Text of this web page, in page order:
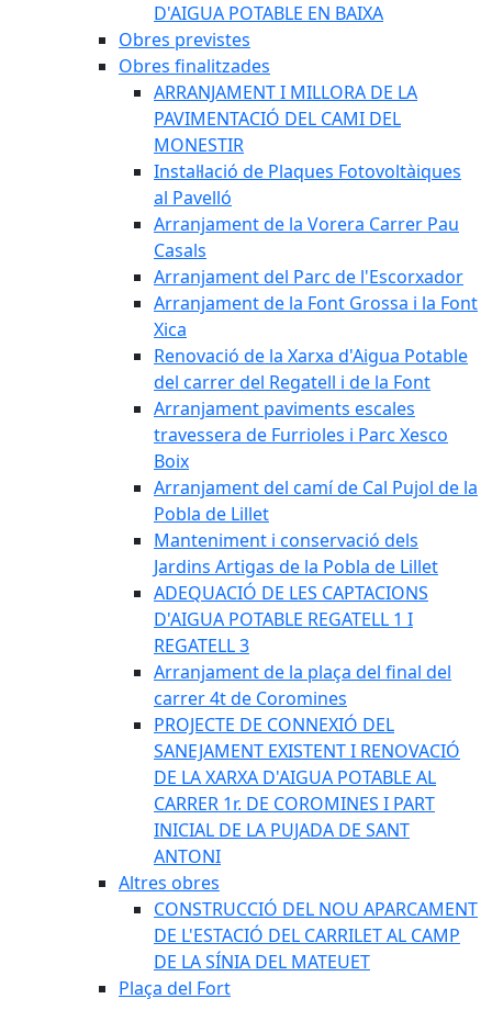
D'AIGUA POTABLE EN BAIXA
Obres previstes
Obres finalitzades
ARRANJAMENT I MILLORA DE LA
PAVIMENTACIÓ DEL CAMI DEL
MONESTIR
Instal·lació de Plaques Fotovoltàiques
al Pavelló
Arranjament de la Vorera Carrer Pau
Casals
Arranjament del Parc de l'Escorxador
Arranjament de la Font Grossa i la Font
Xica
Renovació de la Xarxa d'Aigua Potable
del carrer del Regatell i de la Font
Arranjament paviments escales
travessera de Furrioles i Parc Xesco
Boix
Arranjament del camí de Cal Pujol de la
Pobla de Lillet
Manteniment i conservació dels
Jardins Artigas de la Pobla de Lillet
ADEQUACIÓ DE LES CAPTACIONS
D'AIGUA POTABLE REGATELL 1 I
REGATELL 3
Arranjament de la plaça del final del
carrer 4t de Coromines
PROJECTE DE CONNEXIÓ DEL
SANEJAMENT EXISTENT I RENOVACIÓ
DE LA XARXA D'AIGUA POTABLE AL
CARRER 1r. DE COROMINES I PART
INICIAL DE LA PUJADA DE SANT
ANTONI
Altres obres
CONSTRUCCIÓ DEL NOU APARCAMENT
DE L'ESTACIÓ DEL CARRILET AL CAMP
DE LA SÍNIA DEL MATEUET
Plaça del Fort